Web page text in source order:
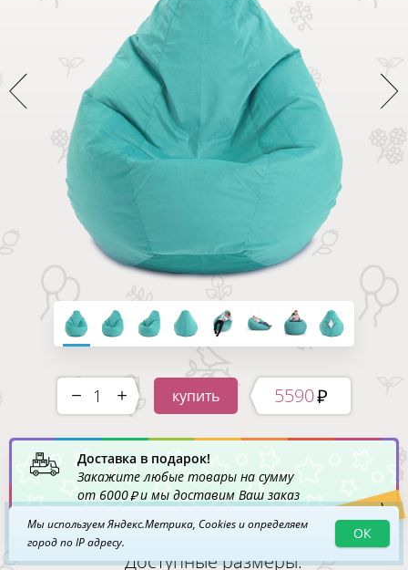
+
- купить 5590
Доставка в подарок!
Закажите любые товары на сумму
от 6000 и мы доставим Ваш заказ
Акция!
Доступные размеры:
Мы используем Яндекс.Метрика, Cookies и определяем
город по IP адресу.
ОК